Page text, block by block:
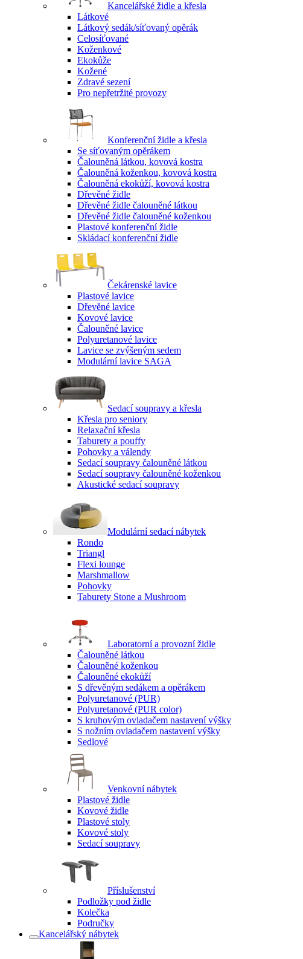
Kancelářské židle a křesla
Látkové
Látkový sedák/síťovaný opěrák
Celosíťované
Koženkové
Ekokůže
Kožené
Zdravé sezení
Pro nepřetržité provozy
Konferenční židle a křesla
Se síťovaným opěrákem
Čalouněná látkou, kovová kostra
Čalouněná koženkou, kovová kostra
Čalouněná ekokůží, kovová kostra
Dřevěné židle
Dřevěné židle čalouněné látkou
Dřevěné židle čalouněné koženkou
Plastové konferenční židle
Skládací konferenční židle
Čekárenské lavice
Plastové lavice
Dřevěné lavice
Kovové lavice
Čalouněné lavice
Polyuretanové lavice
Lavice se zvýšeným sedem
Modulární lavice SAGA
Sedací soupravy a křesla
Křesla pro seniory
Relaxační křesla
Taburety a pouffy
Pohovky a válendy
Sedací soupravy čalouněné látkou
Sedací soupravy čalouněné koženkou
Akustické sedací soupravy
Modulární sedací nábytek
Rondo
Triangl
Flexi lounge
Marshmallow
Pohovky
Taburety Stone a Mushroom
Laboratorní a provozní židle
Čalouněné látkou
Čalouněné koženkou
Čalouněné ekokůží
S dřevěným sedákem a opěrákem
Polyuretanové (PUR)
Polyuretanové (PUR color)
S kruhovým ovladačem nastavení výšky
S nožním ovladačem nastavení výšky
Sedlové
Venkovní nábytek
Plastové židle
Kovové židle
Plastové stoly
Kovové stoly
Sedací soupravy
Příslušenství
Podložky pod židle
Kolečka
Područky
Kancelářský nábytek